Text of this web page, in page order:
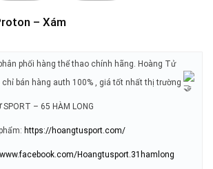
– Xám
phối hàng thể thao chính hãng. Hoàng Tử
bán hàng auth 100% , giá tốt nhất thị trường
– 65 HÀM LONG
https://hoangtusport.com/
Hoangtusport.31hamlong